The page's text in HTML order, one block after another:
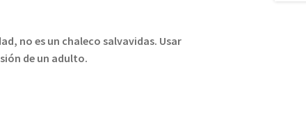
no es un chaleco salvavidas. Usar
de un adulto.